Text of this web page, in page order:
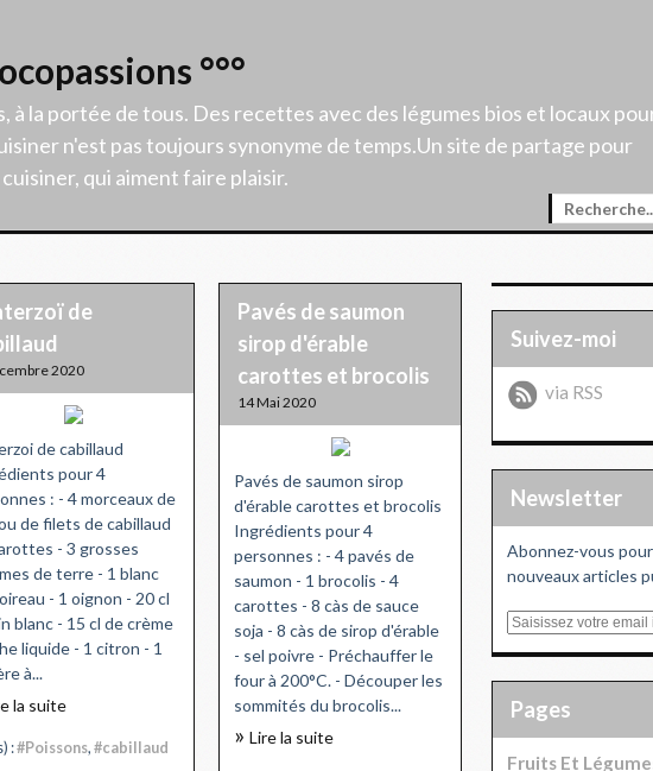
°°°
à la portée de tous. Des recettes avec des légumes bios et locaux
n'est pas toujours synonyme de temps.Un site de partage pour
qui aiment faire plaisir.
de
2020
de cabillaud
pour 4
: - 4 morceaux de
de filets de cabillaud
- 3 grosses
de terre - 1 blanc
- 1 oignon - 20 cl
blanc - 15 cl de crème
liquide - 1 citron - 1
à...
la suite
:#Poissons, #cabillaud
Pavés de saumon
sirop d'érable
carottes et brocolis
14 Mai 2020
Pavés de saumon sirop
d'érable carottes et brocolis
Ingrédients pour 4
personnes : - 4 pavés de
saumon - 1 brocolis - 4
carottes - 8 càs de sauce
soja - 8 càs de sirop d'érable
- sel poivre - Préchauffer le
four à 200°C. - Découper les
sommités du brocolis...
Lire la suite
Suivez-moi
via RSS
Newsletter
Abonnez-vous
nouveaux articles
E
Pages
Fruits Et